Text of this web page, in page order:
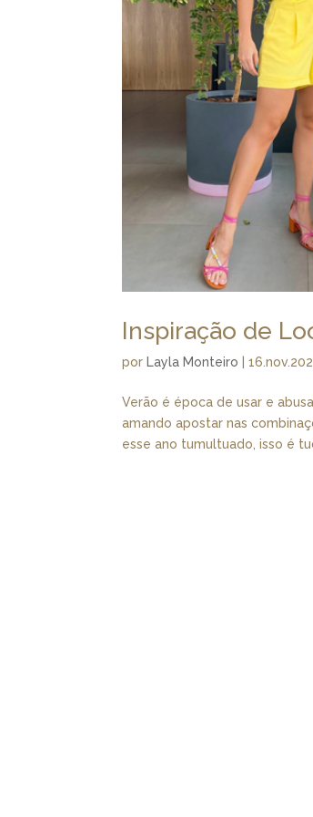
Inspiração de
porLayla Monteiro |
Verão é época de usar e
amando apostar nas
esse ano tumultuado, isso é